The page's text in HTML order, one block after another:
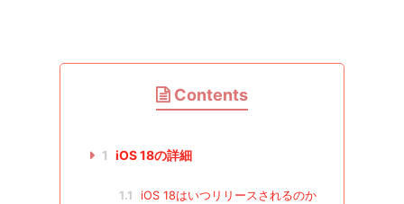
Contents
1 iOS 18の詳細
1.1 iOS 18はいつリリースされるのか